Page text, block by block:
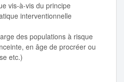
vis-à-vis du principe
interventionnelle
des populations à risque
en âge de procréer ou
etc.)